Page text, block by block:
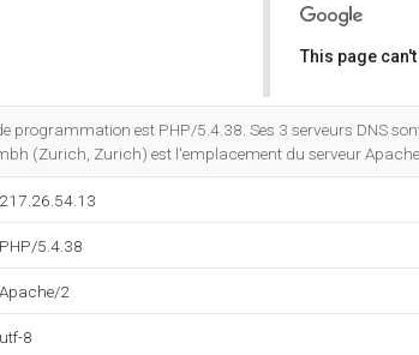
This page
programmation est PHP/5.4.38. Ses 3 serveurs DNS
(Zurich, Zurich) est l'emplacement du serveur
217.26.54.13
PHP/5.4.38
Apache/2
utf-8